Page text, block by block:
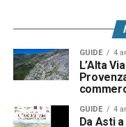
GUIDE 4
L’Alta
GUIDE 4
Da Asti